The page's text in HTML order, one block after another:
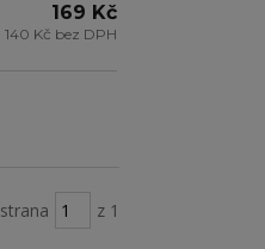
169 Kč
140 Kč bez DPH
strana z 1